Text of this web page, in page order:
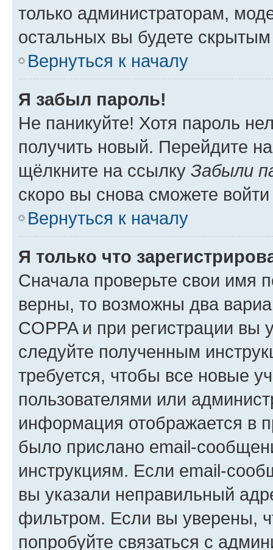
только администраторам,
остальных вы будете
Вернуться к началу
Я забыл пароль!
Не паникуйте! Хотя пароль
получить новый. Перейдите
щёлкните на ссылку Забыли
скоро вы снова сможете
Вернуться к началу
Я только что
Сначала проверьте свои имя
верны, то возможны два
COPPA и при регистрации вы
следуйте полученным
требуется, чтобы все новые
пользователями или
информация отображается в
было прислано email-
инструкциям. Если email-
вы указали неправильный
фильтром. Если вы уверены,
попробуйте связаться с